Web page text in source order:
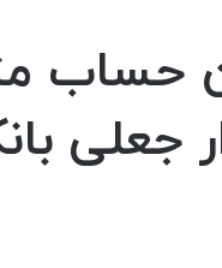
حساب
جعلی